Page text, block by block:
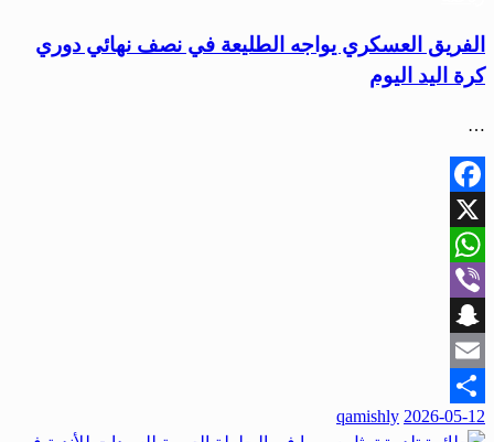
الفريق العسكري يواجه الطليعة في نصف نهائي دوري
كرة اليد اليوم
…
Facebook
X
WhatsApp
Viber
Snapchat
Email
Share
2026-05-12
qamishly